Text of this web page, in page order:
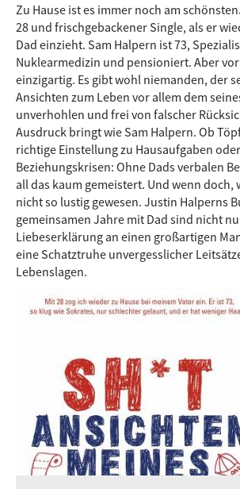
Zu Hause ist es immer noch am
28 und frischgebackener Single, als er
Dad einzieht. Sam Halpern ist 73,
Nuklearmedizin und pensioniert. Aber
einzigartig. Es gibt wohl niemanden, der
Ansichten zum Leben vor allem dem
unverhohlen und frei von falscher
Ausdruck bringt wie Sam Halpern. Ob
richtige Einstellung zu Hausaufgaben oder
Beziehungskrisen: Ohne Dads verbalen
all das kaum gemeistert. Und wenn doch,
nicht so lustig gewesen. Justin Halperns
gemeinsamen Jahre mit Dad sind nicht
Liebeserklärung an einen großartigen
eine Schatztruhe unvergesslicher
Lebenslagen.